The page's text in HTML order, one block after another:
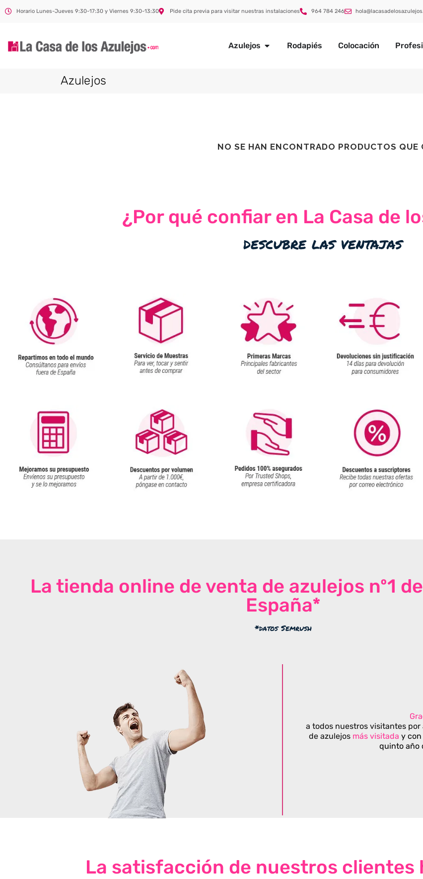
Horario Lunes-Jueves 9:30-17:30 y Viernes 9:30-13:30 Pide cita previa para visitar nuestras instalaciones 964 784 246
Azulejos Rodapiés Colocación
Azulejos
NO SE HAN ENCONTRADO PRODUCTOS
¿Por qué confiar en La Casa de
descubre las ventajas
La tienda online de venta de azulejos nº1
España*
*datos Semrush
a todos nuestros visitantes
de azulejos más visitada y con
quinto año
La satisfacción de nuestros clientes